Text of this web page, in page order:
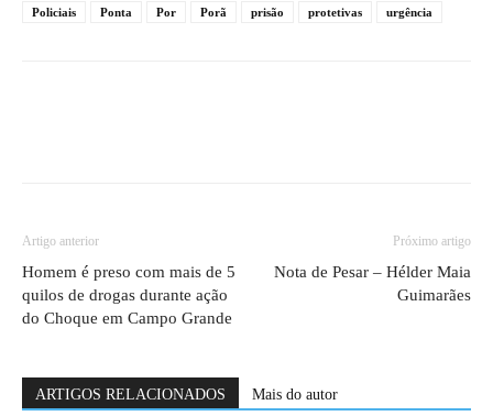
Policiais
Ponta Por Porã prisão protetivas urgência
Artigo anterior
Homem é preso com mais de 5
quilos de drogas durante ação
do Choque em Campo Grande
Próximo artigo
Nota de Pesar – Hélder Maia
Guimarães
ARTIGOS RELACIONADOS Mais do autor